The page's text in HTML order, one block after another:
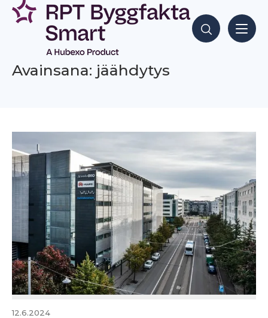
Siirry
sisältöön
Hae sisältöjä
Avainsana: jäähdytys
12.6.2024